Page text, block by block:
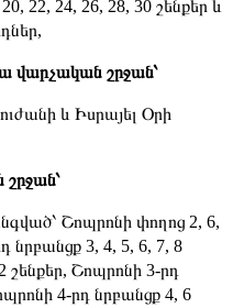
22, 24, 26, 28, 30 շենքեր և
շրջան՝
և Իսրայել Օրի
Շոպրոնի փողոց 2, 6,
նրբանցք 3, 4, 5, 6, 7, 8
շենքեր, Շոպրոնի 3-րդ
4-րդ նրբանցք 4, 6